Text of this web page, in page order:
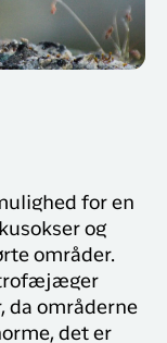
for en
og
områder.
trofæjæger
da områderne
det er